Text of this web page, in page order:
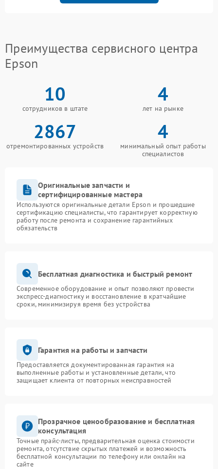
Преимущества сервисного центра
Epson
10
сотрудников в штате
4
лет на рынке
2867
отремонтированных устройств
4
минимальный опыт работы
специалистов
Оригинальные запчасти и
сертифицированные мастера
Используются оригинальные детали Epson и прошедшие
сертификацию специалисты, что гарантирует корректную
работу после ремонта и сохранение гарантийных
обязательств
Бесплатная диагностика и быстрый ремонт
Современное оборудование и опыт позволяют провести
экспресс-диагностику и восстановление в кратчайшие
сроки, минимизируя время без устройства
Гарантия на работы и запчасти
Предоставляется документированная гарантия на
выполненные работы и установленные детали, что
защищает клиента от повторных неисправностей
Прозрачное ценообразование и бесплатная
консультация
Точные прайс-листы, предварительная оценка стоимости
ремонта, отсутствие скрытых платежей и возможность
бесплатной консультации по телефону или онлайн на
сайте